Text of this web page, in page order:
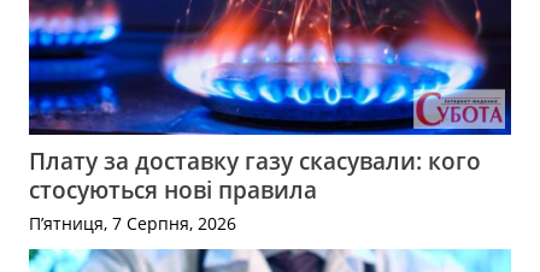
Плату за доставку газу скасували: кого
стосуються нові правила
П’ятниця, 7 Серпня, 2026